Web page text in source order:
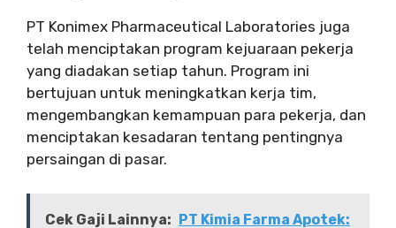
PT Konimex Pharmaceutical Laboratories juga
telah menciptakan program kejuaraan pekerja
yang diadakan setiap tahun. Program ini
bertujuan untuk meningkatkan kerja tim,
mengembangkan kemampuan para pekerja, dan
menciptakan kesadaran tentang pentingnya
persaingan di pasar.
Cek Gaji Lainnya: PT Kimia Farma Apotek: